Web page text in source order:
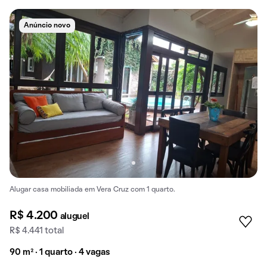
Anúncio novo
Alugar casa mobiliada em Vera Cruz com 1 quarto.
R$ 4.200 aluguel
R$ 4.441 total
90 m² · 1 quarto · 4 vagas